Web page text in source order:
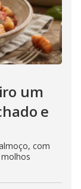
um
e
com